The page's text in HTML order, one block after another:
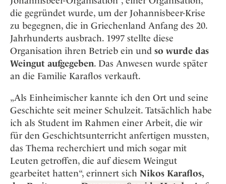
die gegründet wurde, um der Johannisbeer-Krise
zu begegnen, die in Griechenland Anfang des 20.
Jahrhunderts ausbrach. 1997 stellte diese
Organisation ihren Betrieb ein und so wurde das
Weingut aufgegeben. Das Anwesen wurde später
an die Familie Karaflos verkauft.
„Als Einheimischer kannte ich den Ort und seine
Geschichte seit meiner Schulzeit. Tatsächlich habe
ich als Student im Rahmen einer Arbeit, die wir
für den Geschichtsunterricht anfertigen mussten,
das Thema recherchiert und mich sogar mit
Leuten getroffen, die auf diesem Weingut
gearbeitet hatten“, erinnert sich Nikos Karaflos,